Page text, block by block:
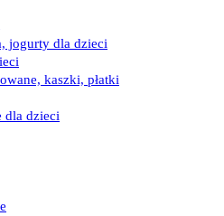
jogurty dla dzieci
kaszki, płatki
dla dzieci